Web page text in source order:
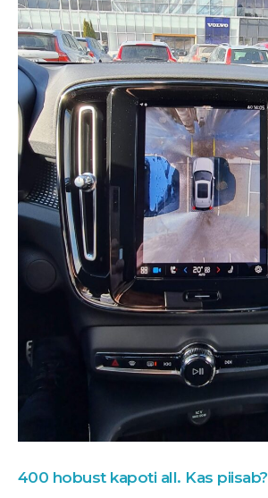
400 hobust kapoti all. Kas piisab?